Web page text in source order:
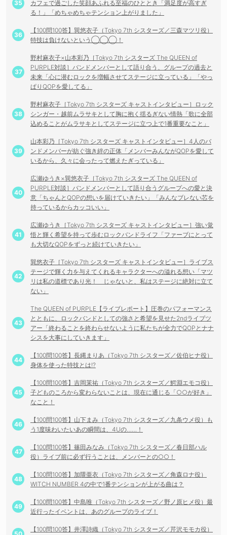
カフェで過ごした笑顔あふれる至福のひととき「満足度が高すぎ
る！」「めちゃめちゃテンション上がりました」
【100問100答】巽悠衣子（Tokyo 7th シスターズ／三森マツリ役）
特技は負けないという◯◯◯！
野村麻衣子×山本彩乃［Tokyo 7th シスターズ The QUEEN of
PURPLE対談］バンドメンバーとして語り合う、グループの過去と
未来「心に潜むロックを増幅させてステージに立っている」「やっ
ぱりQOPを愛してる」
野村麻衣子［Tokyo 7th シスターズ キャストインタビュー］ロック
シンガー・越前ムラサキとして胸に抱く揺るぎない情熱「歌に全部
込めることがムラサキとしてステージに立つ上で1番重要なこと」
山本彩乃［Tokyo 7th シスターズ キャストインタビュー］4人のバ
ンドメンバーが紡ぐ強き絆の正体「メンバーみんながQOPを愛して
いるから、久々に会ったって燃えたぎっている」
広瀬ゆうき×巽悠衣子［Tokyo 7th シスターズ The QUEEN of
PURPLE対談］バンドメンバーとして語り合うグループへの愛と決
意「ちゃんとQOPの想いを届けていきたい」「みんなブレない芯を
持っているからカッコいい」
広瀬ゆうき［Tokyo 7th シスターズ キャストインタビュー］強い覚
悟と輝く希望を持って歩むロックバンドライフ「ファーブにとって
も大切なQOPをずっと続けていきたい」
巽悠衣子［Tokyo 7th シスターズ キャストインタビュー］ライブス
テージで輝く力を与えてくれるキャラクターへの溢れる想い「マツ
リは私の道標であり光！ じゃないと、私はステージに絶対に立て
ない」
The QUEEN of PURPLE【ライブレポート】圧巻のパフォーマンス
とともに、ロックバンドとしての強さと希望を見せた2ndライブツ
アー「終わることを終わらせないように私たちが全力でQOPとナナ
シスを大事にしていきます」
【100問100答】長縄まりあ（Tokyo 7th シスターズ／佐伯ヒナ役）
身体を使った特技とは!?
【100問100答】吉岡茉祐（Tokyo 7th シスターズ／鰐淵エモコ役）
子どものころから変わらないことは、現在に通じる「○○が好き」
なこと！
【100問100答】山下まみ（Tokyo 7th シスターズ／九条ウメ役）も
う1度味わいたいあの瞬間は、4Uの……！
【100問100答】篠田みなみ（Tokyo 7th シスターズ／春日部ハル
役）ライブ前に必ず行うことは、メンバーとの○○！
【100問100答】加隈亜衣（Tokyo 7th シスターズ／角森ロナ役）
WITCH NUMBER 4の中で1番テンションが上がる曲は？
【100問100答】中島唯（Tokyo 7th シスターズ／野ノ原ヒメ役）最
近行ったイベントは、あのグループのライブ！
【100問100答】井澤詩織（Tokyo 7th シスターズ／芹沢モモカ役）